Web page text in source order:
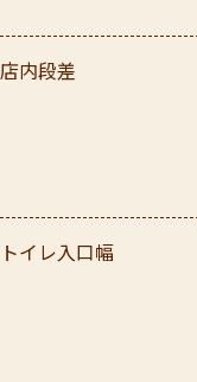
店内段差
トイレ入口幅